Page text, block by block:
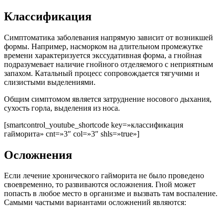
Классификация
Симптоматика заболевания напрямую зависит от возникшей
формы. Например, насморком на длительном промежутке
времени характеризуется экссудативная форма, а гнойная
подразумевает наличие гнойного отделяемого с неприятным
запахом. Катальный процесс сопровождается тягучими и
слизистыми выделениями.
Общим симптомом является затруднение носового дыхания,
сухость горла, выделения из носа.
[smartcontrol_youtube_shortcode key=»классификация
гайморита» cnt=»3″ col=»3″ shls=»true»]
Осложнения
Если лечение хронического гайморита не было проведено
своевременно, то развиваются осложнения. Гной может
попасть в любое место в организме и вызвать там воспаление.
Самыми частыми вариантами осложнений являются: